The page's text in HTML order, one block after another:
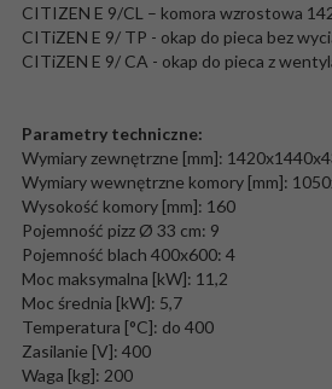
CITIZEN E 9/CL – komora wzrostowa
CITiZEN E 9/ TP - okap do pieca bez
CITiZEN E 9/ CA - okap do pieca z
Parametry techniczne:
Wymiary zewnętrzne [mm]:
Wymiary wewnętrzne komory [mm]:
Wysokość komory [mm]: 160
Pojemność pizz Ø 33 cm: 9
Pojemność blach 400x600: 4
Moc maksymalna [kW]: 11,2
Moc średnia [kW]: 5,7
Temperatura [°C]: do 400
Zasilanie [V]: 400
Waga [kg]: 200